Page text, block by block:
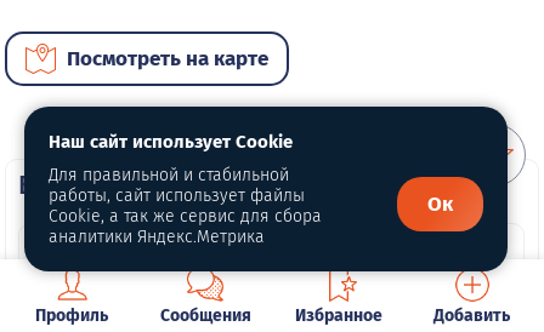
Посмотреть на карте
ВИП автомобили
Профиль Сообщения Избранное Добавить
Наш сайт использует Cookie
Для правильной и стабильной
работы, сайт использует файлы
Cookie, а так же сервис для сбора
аналитики Яндекс.Метрика
Ок